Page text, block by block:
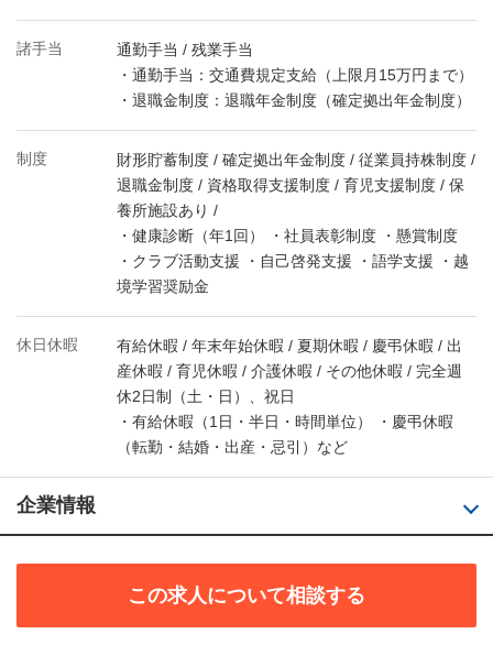
諸手当
通勤手当 / 残業手当
・通勤手当：交通費規定支給（上限月15万円まで）
・退職金制度：退職年金制度（確定拠出年金制度）
制度
財形貯蓄制度 / 確定拠出年金制度 / 従業員持株制度 /
退職金制度 / 資格取得支援制度 / 育児支援制度 / 保
養所施設あり /
・健康診断（年1回） ・社員表彰制度 ・懸賞制度
・クラブ活動支援 ・自己啓発支援 ・語学支援 ・越
境学習奨励金
休日休暇
有給休暇 / 年末年始休暇 / 夏期休暇 / 慶弔休暇 / 出
産休暇 / 育児休暇 / 介護休暇 / その他休暇 / 完全週
休2日制（土・日）、祝日
・有給休暇（1日・半日・時間単位） ・慶弔休暇
（転勤・結婚・出産・忌引）など
企業情報
この求人について相談する